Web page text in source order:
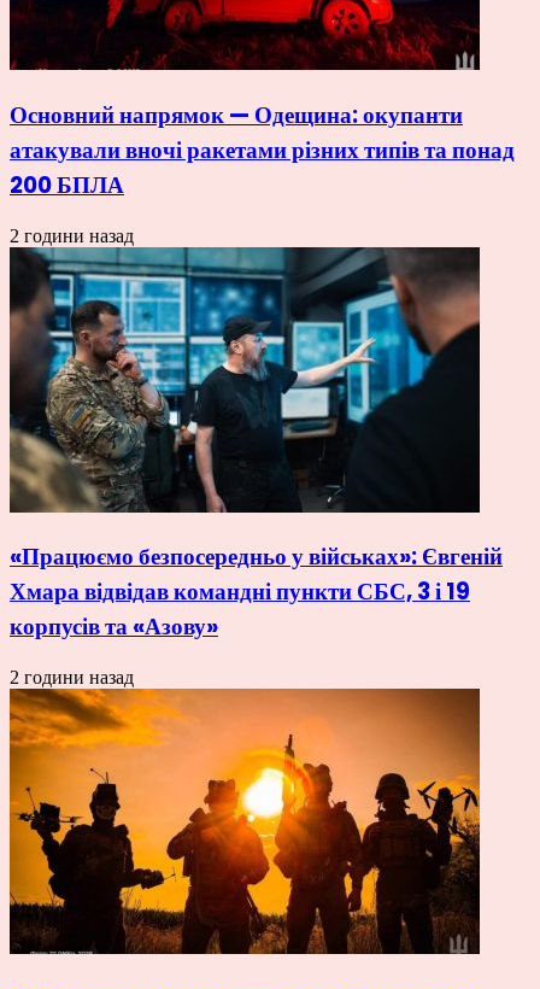
Основний напрямок — Одещина: окупанти
атакували вночі ракетами різних типів та понад
200 БПЛА
2 години назад
«Працюємо безпосередньо у військах»: Євгеній
Хмара відвідав командні пункти СБС, 3 і 19
корпусів та «Азову»
2 години назад